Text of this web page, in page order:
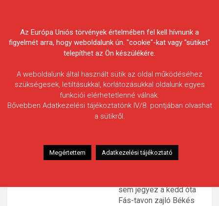
Egyesületek Szövetsége
HÍREK
Részidős állás a Békés Megyei
2019.06.20. morneo.it
sem jegyez a kedd óta
Fás-tavon zajló Békés
Az Európa Uniós törvények értelmében fel kell hívnunk a
figyelmét arra, hogy weboldalunk ún. "cookie"-kat vagy "sütiket"
telepíthet az Ön készülékére.
A weboldalunk által használt sütik az oldal működéséhez
szükségesek, letiltásukkal, korlátozásukkal oldalunk egyes
funkciói elérhetetlenné válnak.
Bővebben Adatkezelési tájékoztatónk IV/8. pontjában olvashat
a sütikről.
Megértettem Adatkezelési tájékoztató